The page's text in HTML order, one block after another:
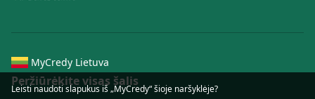
MyCredy Lietuva
Peržiūrėkite visas šalis
Leisti naudoti slapukus iš „MyCredy“ šioje naršyklėje?